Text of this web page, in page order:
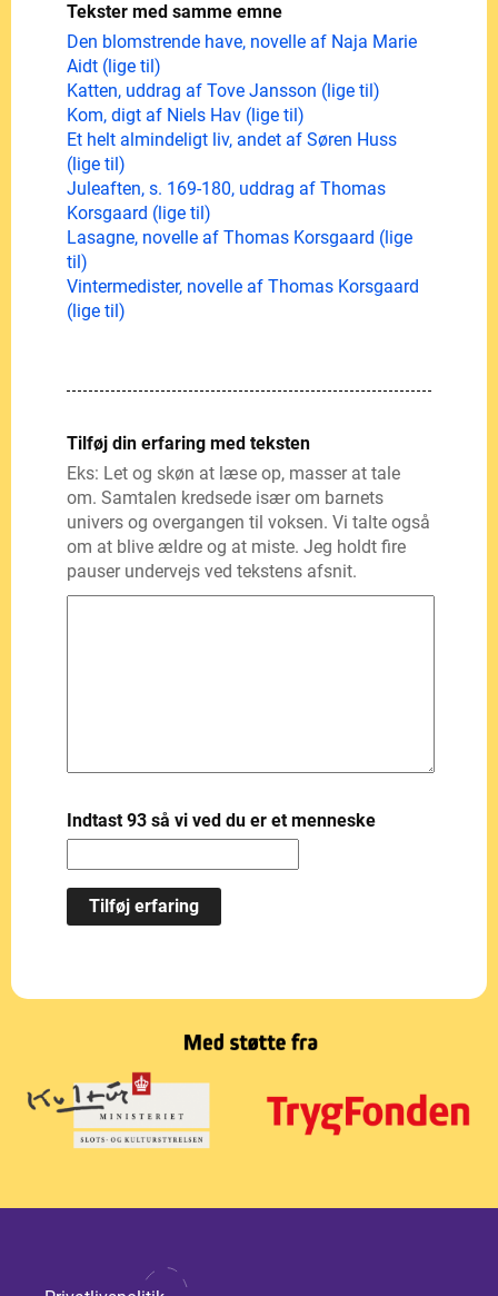
Tekster med samme emne
Den blomstrende have, novelle af Naja Marie
Aidt (lige til)
Katten, uddrag af Tove Jansson (lige til)
Kom, digt af Niels Hav (lige til)
Et helt almindeligt liv, andet af Søren Huss
(lige til)
Juleaften, s. 169-180, uddrag af Thomas
Korsgaard (lige til)
Lasagne, novelle af Thomas Korsgaard (lige
til)
Vintermedister, novelle af Thomas Korsgaard
(lige til)
Tilføj din erfaring med teksten
Eks: Let og skøn at læse op, masser at tale
om. Samtalen kredsede især om barnets
univers og overgangen til voksen. Vi talte også
om at blive ældre og at miste. Jeg holdt fire
pauser undervejs ved tekstens afsnit.
Indtast 93 så vi ved du er et menneske